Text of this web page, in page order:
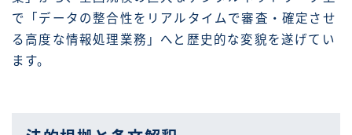
で「データの整合性をリアルタイムで審査・確定させ
る高度な情報処理業務」へと歴史的な変貌を遂げてい
ます。